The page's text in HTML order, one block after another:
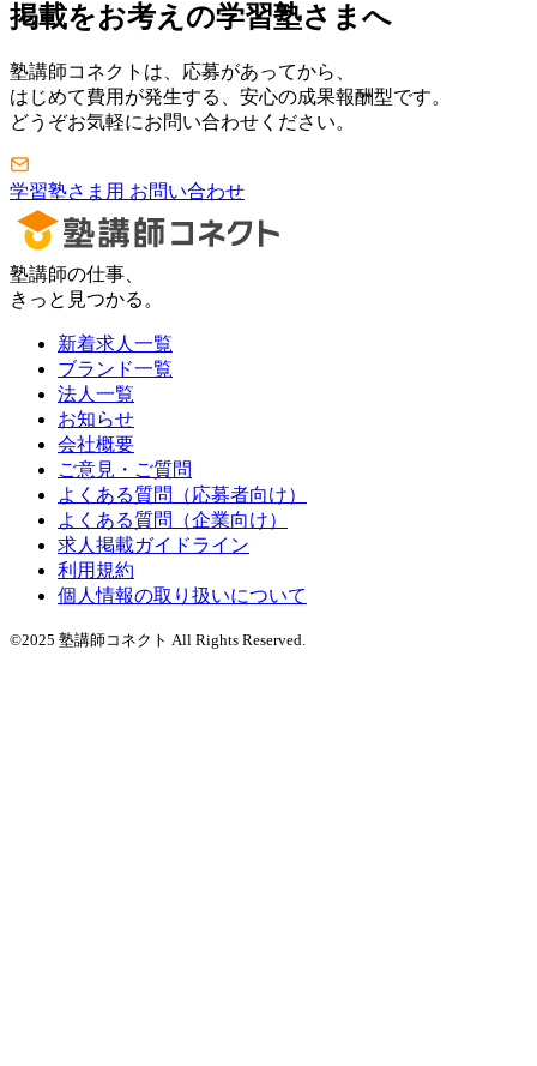
掲載をお考えの学習塾さまへ
塾講師コネクトは、応募があってから、
はじめて費用が発生する、安心の成果報酬型です。
どうぞお気軽にお問い合わせください。
学習塾さま用 お問い合わせ
塾講師の仕事、
きっと見つかる。
新着求人一覧
ブランド一覧
法人一覧
お知らせ
会社概要
ご意見・ご質問
よくある質問（応募者向け）
よくある質問（企業向け）
求人掲載ガイドライン
利用規約
個人情報の取り扱いについて
©2025 塾講師コネクト All Rights Reserved.